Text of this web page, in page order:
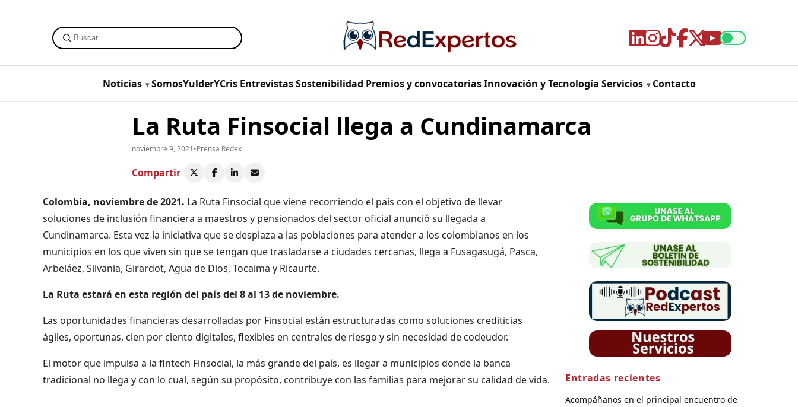
Noticias SomosYulderYCris Entrevistas Sostenibilidad Premios y convocatorias Innovación y Tecnología Servicios Contacto
La Ruta Finsocial llega a Cundinamarca
noviembre 9, 2021•Prensa Redex
Compartir
Colombia, noviembre de 2021. La Ruta Finsocial que viene recorriendo el país con el objetivo de llevar
soluciones de inclusión financiera a maestros y pensionados del sector oficial anunció su llegada a
Cundinamarca. Esta vez la iniciativa que se desplaza a las poblaciones para atender a los colombianos en los
municipios en los que viven sin que se tengan que trasladarse a ciudades cercanas, llega a Fusagasugá, Pasca,
Arbeláez, Silvania, Girardot, Agua de Dios, Tocaima y Ricaurte.
La Ruta estará en esta región del país del 8 al 13 de noviembre.
Las oportunidades financieras desarrolladas por Finsocial están estructuradas como soluciones crediticias
ágiles, oportunas, cien por ciento digitales, flexibles en centrales de riesgo y sin necesidad de codeudor.
El motor que impulsa a la fintech Finsocial, la más grande del país, es llegar a municipios donde la banca
tradicional no llega y con lo cual, según su propósito, contribuye con las familias para mejorar su calidad de vida.
Entradas recientes
Acompáñanos en el principal encuentro de